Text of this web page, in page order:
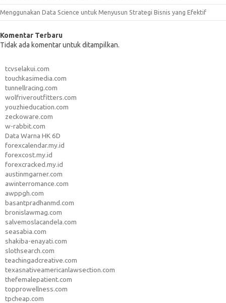
Menggunakan Data Science untuk Menyusun Strategi Bisnis yang Efektif
Komentar Terbaru
Tidak ada komentar untuk ditampilkan.
tcvselakui.com
touchkasimedia.com
tunnellracing.com
wolfriveroutfitters.com
youzhieducation.com
zeckoware.com
w-rabbit.com
Data Warna HK 6D
forexcalendar.my.id
forexcost.my.id
forexcracked.my.id
austinmgarner.com
awinterromance.com
awppgh.com
basantpradhanmd.com
bronislawmag.com
salvemoslacandela.com
seasabia.com
shakiba-enayati.com
slothsearch.com
teachingadcreative.com
texasnativeamericanlawsection.com
thefemalepatient.com
topprowellness.com
tpcheap.com